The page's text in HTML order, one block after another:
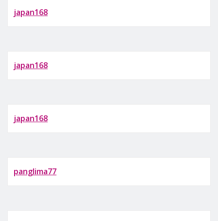
japan168
japan168
japan168
panglima77